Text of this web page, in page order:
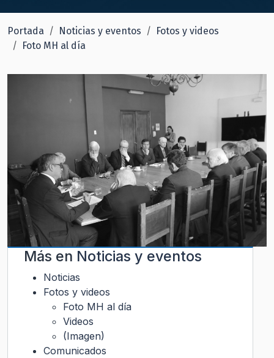
Portada Noticias y eventos
Fotos y videos
Foto MH al día
Más en Noticias y eventos
Noticias
Fotos y videos
Foto MH al día
Videos
(Imagen)
Comunicados